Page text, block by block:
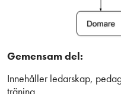
Gemensam del:
Innehåller ledarskap,